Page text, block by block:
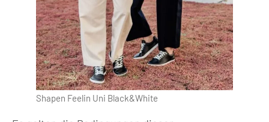
Shapen Feelin Uni Black&White